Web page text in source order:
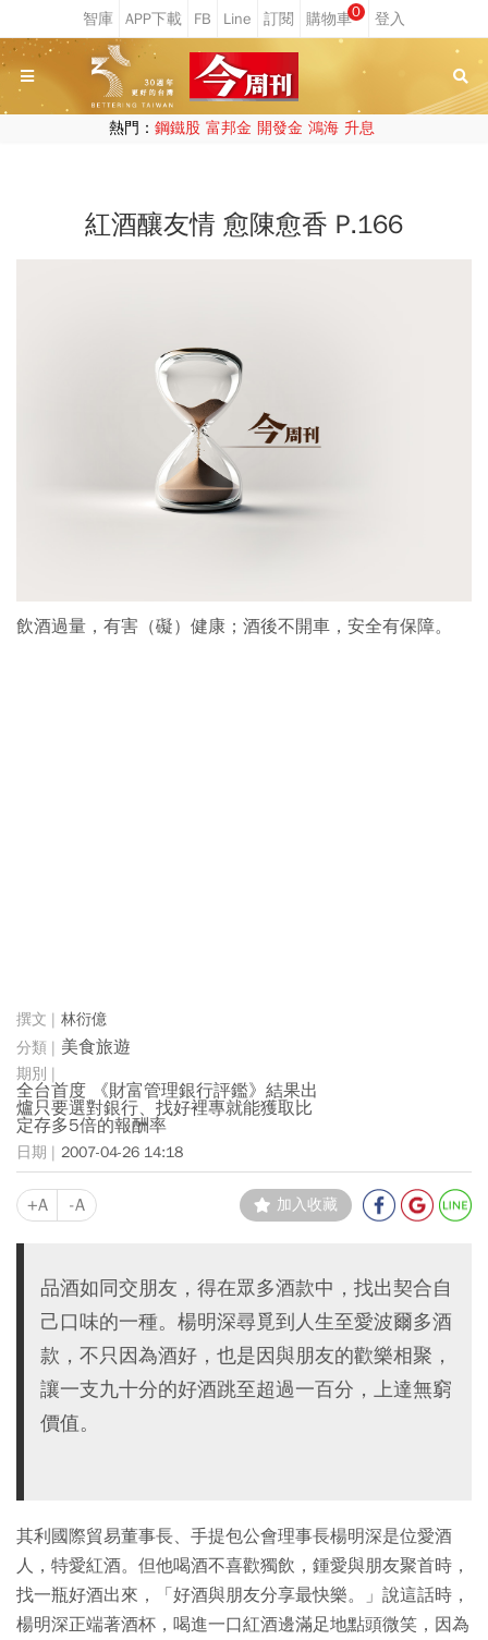
0
熱門： 鋼鐵股 富邦金 開發金 鴻海 升息
紅酒釀友情 愈陳愈香 P.166
飲酒過量，有害（礙）健康；酒後不開車，安全有保障。
林衍億
美食旅遊
全台首度 《財富管理銀行評鑑》結果出
爐只要選對銀行、找好裡專就能獲取比
定存多5倍的報酬率
2007-04-26 14:18
+A -A 加入收藏
品酒如同交朋友，得在眾多酒款中，找出契合自
己口味的一種。楊明深尋覓到人生至愛波爾多酒
款，不只因為酒好，也是因與朋友的歡樂相聚，
讓一支九十分的好酒跳至超過一百分，上達無窮
價值。
其利國際貿易董事長、手提包公會理事長楊明深是位愛酒
人，特愛紅酒。但他喝酒不喜歡獨飲，鍾愛與朋友聚首時，
找一瓶好酒出來，「好酒與朋友分享最快樂。」說這話時，
楊明深正端著酒杯，喝進一口紅酒邊滿足地點頭微笑，因為